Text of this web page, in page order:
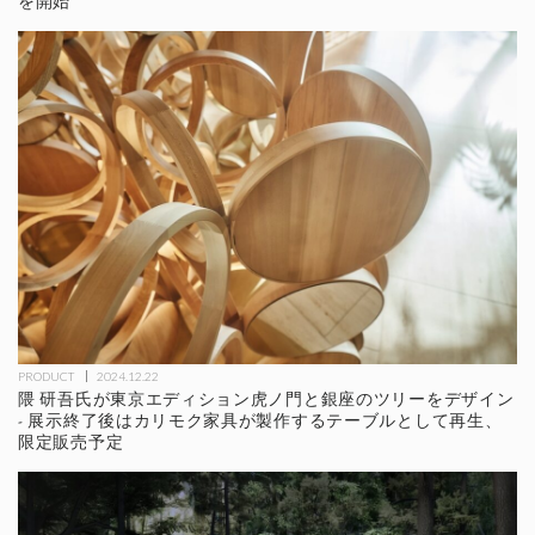
PRODUCT 2024.12.22
隈 研吾氏が東京エディション虎ノ門と銀座のツリーをデザイン
- 展示終了後はカリモク家具が製作するテーブルとして再生、
限定販売予定